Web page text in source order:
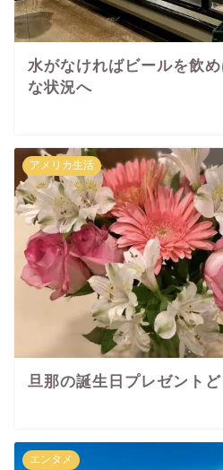
水がなければビールを飲
な状況へ
アメリカ生活
旦那の誕生日プレゼントど
エンタメ